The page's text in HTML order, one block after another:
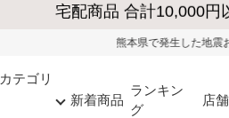
熊本県で発生した地震およびお盆期間中
カテゴリ
新着商品
ランキン
グ
店